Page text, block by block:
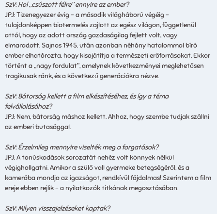
SzV: Hol „csúszott félre” ennyire az ember?
JPJ: Tizenegyezer évig – a második világháború végéig –
tulajdonképpen biotermelés zajlott az egész világon, függetlenül
attól, hogy az adott ország gazdaságilag fejlett volt, vagy
elmaradott. Sajnos 1945. után azonban néhány hatalommal bíró
ember elhatározta, hogy kisajátítja a természeti erőforrásokat. Ekkor
történt a „nagy fordulat”, amelynek következményei meglehetősen
tragikusak ránk, és a következő generációkra nézve.
SzV: Bátorság kellett a film elkészítéséhez, és így a téma
felvállalásához?
JPJ: Nem, bátorság máshoz kellett. Ahhoz, hogy szembe tudjak szállni
az emberi butasággal.
SzV: Érzelmileg mennyire viselték meg a forgatások?
JPJ: A tanúskodások sorozatát nehéz volt könnyek nélkül
végighallgatni. Amikor a szülő vall gyermeke betegségéről, és a
kamerába mondja az igazságot, rendkívül fájdalmas! Szerintem a film
ereje ebben rejlik – a nyilatkozók titkának megosztásában.
SzV: Milyen visszajelzéseket kaptak?